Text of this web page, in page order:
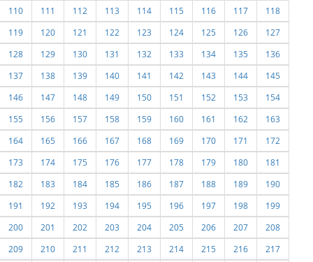
110
111 112 113 114 115 116 117
118
119
120 121 122 123 124 125 126
127
128
129 130 131 132 133 134 135
136
137
138 139 140 141 142 143 144
145
146
147 148 149 150 151 152 153
154
155
156 157 158 159 160 161 162
163
164
165 166 167 168 169 170 171
172
173
174 175 176 177 178 179 180
181
182
183 184 185 186 187 188 189
190
191
192 193 194 195 196 197 198
199
200
201 202 203 204 205 206 207
208
209
210 211 212 213 214 215 216
217